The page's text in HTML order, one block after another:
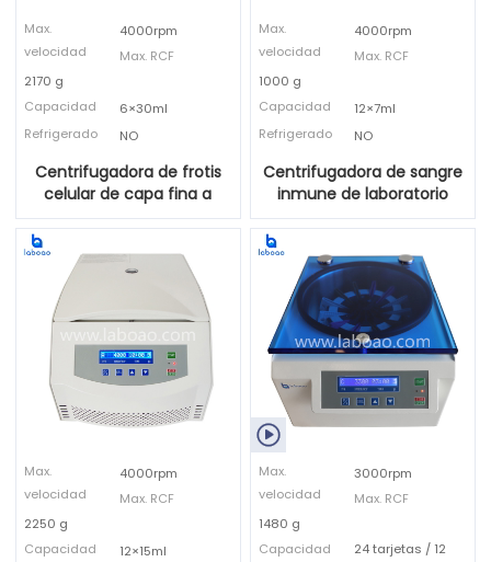
Max.
velocidad
4000rpm
Max. RCF
2170 g
Capacidad
6×30ml
Refrigerado
NO
Centrifugadora de frotis
celular de capa fina a
base de líquido
Max.
velocidad
4000rpm
Max. RCF
1000 g
Capacidad
12×7ml
Refrigerado
NO
Centrifugadora de sangre
inmune de laboratorio
Max.
velocidad
4000rpm
Max. RCF
2250 g
Capacidad
12×15ml

Max.
velocidad
3000rpm
Max. RCF
1480 g
Capacidad
24 tarjetas / 12